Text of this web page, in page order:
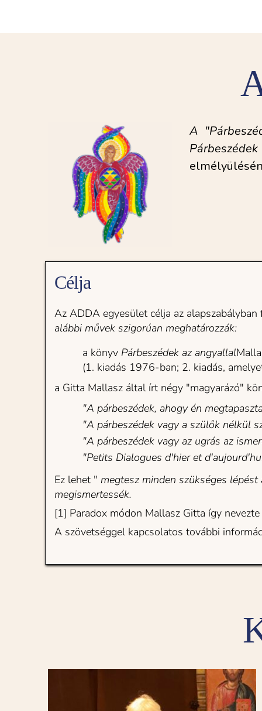
A
Párbeszédek
Célja
Az ADDA egyesület célja az
alábbi művek szigorúan meghatározzák:
a könyv Párbeszédek az angyallal
(1. kiadás 1976-ban; 2. kiadás,
a Gitta Mallasz által írt négy "magyarázó"
"A párbeszédek, ahogy én
"A párbeszédek vagy a szülők nélkül
"A párbeszédek vagy az ugrás az
"Petits Dialogues d'hier et
Ez lehet " megtesz minden szükséges
megismertessék.
[1] Paradox módon Mallasz Gitta így
A szövetséggel kapcsolatos további